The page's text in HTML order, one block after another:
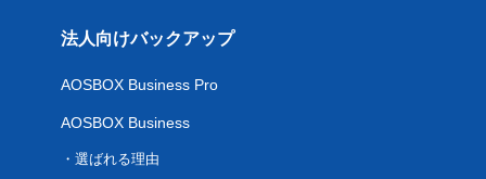
法人向けバックアップ
AOSBOX Business Pro
AOSBOX Business
選ばれる理由